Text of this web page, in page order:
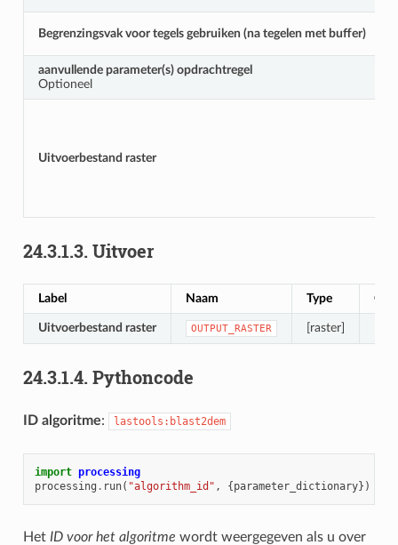
Begrenzingsvak voor tegels gebruiken (na tegelen met buffer)
aanvullende parameter(s) opdrachtregel
Optioneel
Uitvoerbestand raster
24.3.1.3. Uitvoer
Label Naam Type
Uitvoerbestand raster OUTPUT_RASTER [raster]
24.3.1.4. Pythoncode
ID algoritme: lastools:blast2dem
import processing
processing . run( "algorithm_id" , {parameter_dictionary})
Het ID voor het algoritme wordt weergegeven als u over